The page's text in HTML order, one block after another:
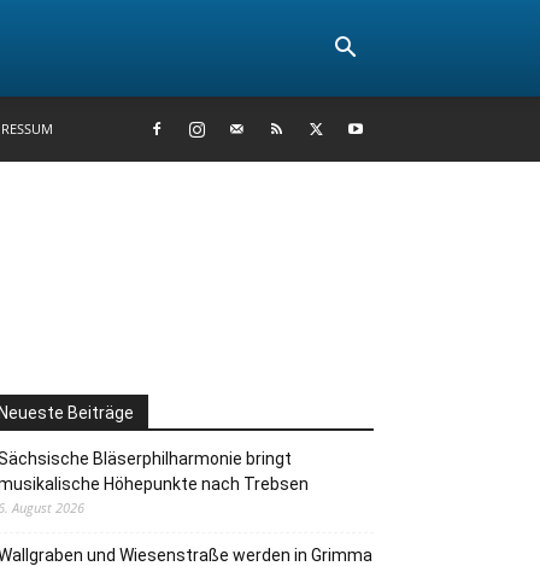
Beiträge
Bläserphilharmonie bringt
Höhepunkte nach Trebsen
August 2026
und Wiesenstraße werden in Grimma